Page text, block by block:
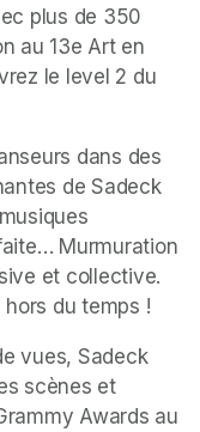
plus de 350
au 13e Art en
le level 2 du
dans des
de Sadeck
Murmuration
et collective.
du temps !
vues, Sadeck
scènes et
Awards au